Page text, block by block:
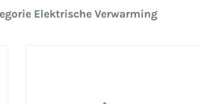
Elektrische Verwarming